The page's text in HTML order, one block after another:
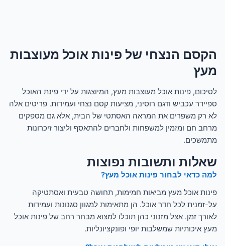
הקסם הנצחי של פינות אוכל מעוצבות
מעץ
לסיכום, פינות אוכל מעוצבות מעץ, המיוצגות על ידי פינת האוכל
ספיידר עכביש ודגם רוסיני, מציעות קסם נצחי ועמידות. פריטים אלה
לא רק משפרים את המראה האסתטי של הבית, אלא גם מספקים
מרחב חם ומזמין למשפחות ולחברים להתאסף וליצור זיכרונות
מתמשכים.
שאלות ותשובות נפוצות
למה כדאי לבחור פינות אוכל מעץ?
פינות אוכל מעץ מביאות חמימות, תחושה טבעית ואסתטיקה
על-זמנית לכל חדר אוכל. הן מתאימות למגוון סגנונות ועמידות
לאורך זמן. אצל מזנוני כהן תוכלו למצוא מבחר רחב של פינות אוכל
מעץ איכותיות שמשלבות יופי ופונקציונליות.